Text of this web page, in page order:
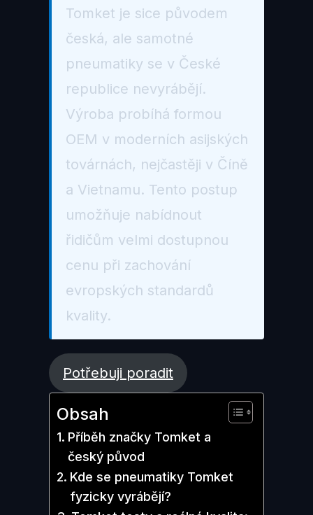
Tomket je sice původem
česká, ale samotné
pneumatiky se v České
republice nevyrábějí.
Výroba probíhá formou
OEM v moderních asijských
továrnách, nejčastěji v Číně
a Vietnamu. Tento postup
umožňuje nabídnout
řidičům velmi dostupnou
cenu při zachování
evropských standardů
kvality.
Potřebuji poradit
Obsah
Příběh značky Tomket a
český původ
Kde se pneumatiky Tomket
fyzicky vyrábějí?